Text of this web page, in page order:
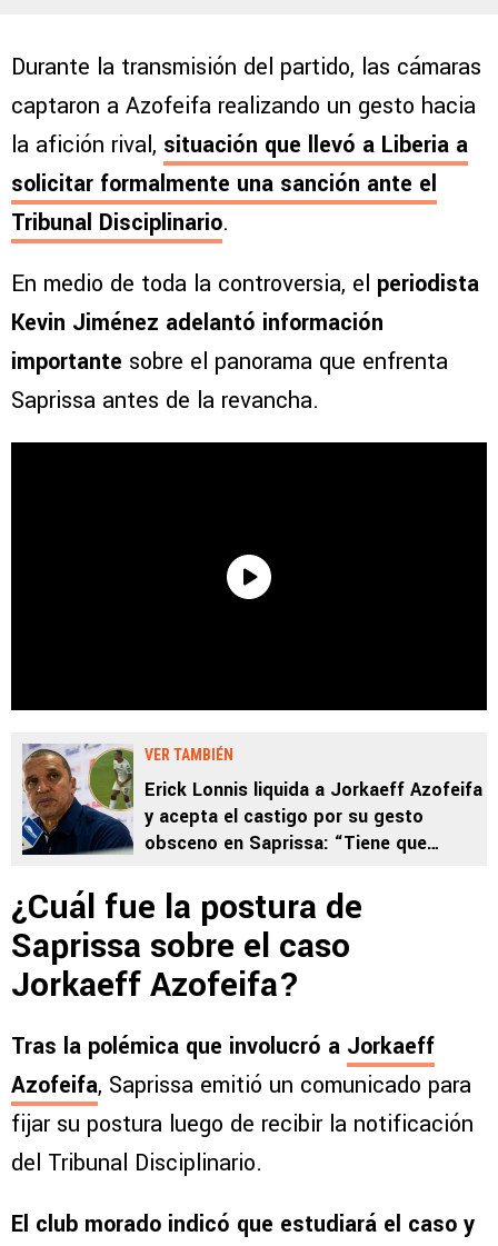
Durante la transmisión del partido, las cámaras
captaron a Azofeifa realizando un gesto hacia
la afición rival, situación que llevó a Liberia a
solicitar formalmente una sanción ante el
Tribunal Disciplinario.
En medio de toda la controversia, el periodista
Kevin Jiménez adelantó información
importante sobre el panorama que enfrenta
Saprissa antes de la revancha.
VER TAMBIÉN
Erick Lonnis liquida a Jorkaeff Azofeifa
y acepta el castigo por su gesto
obsceno en Saprissa: “Tiene que
¿Cuál fue la postura de
Saprissa sobre el caso
Jorkaeff Azofeifa?
Tras la polémica que involucró a Jorkaeff
Azofeifa, Saprissa emitió un comunicado para
fijar su postura luego de recibir la notificación
del Tribunal Disciplinario.
El club morado indicó que estudiará el caso y